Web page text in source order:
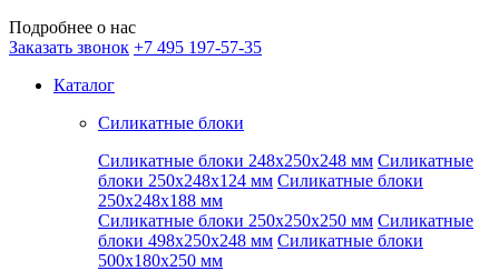
Подробнее о нас
Заказать звонок +7 495 197-57-35
Каталог
Силикатные блоки
Силикатные блоки 248x250x248 мм Силикатные
блоки 250x248x124 мм Силикатные блоки
250x248x188 мм
Силикатные блоки 250x250x250 мм Силикатные
блоки 498x250x248 мм Силикатные блоки
500x180x250 мм